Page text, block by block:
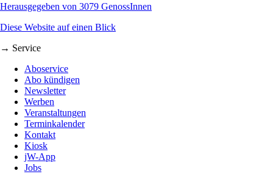
Herausgegeben von 3079 GenossInnen
Diese Website auf einen Blick
→ Service
Aboservice
Abo kündigen
Newsletter
Werben
Veranstaltungen
Terminkalender
Kontakt
Kiosk
jW-App
Jobs